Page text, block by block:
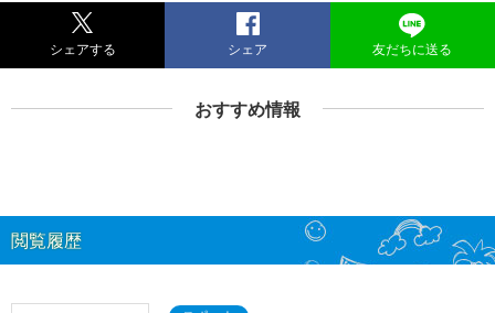
シェアする シェア 友だちに送る
おすすめ情報
閲覧履歴